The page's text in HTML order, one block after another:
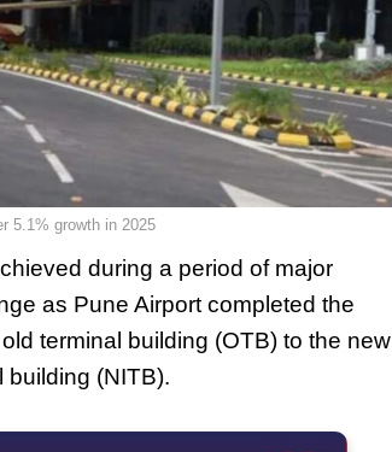
5.1% growth in 2025
during a period of major
as Pune Airport completed the
terminal building (OTB) to the new
building (NITB).